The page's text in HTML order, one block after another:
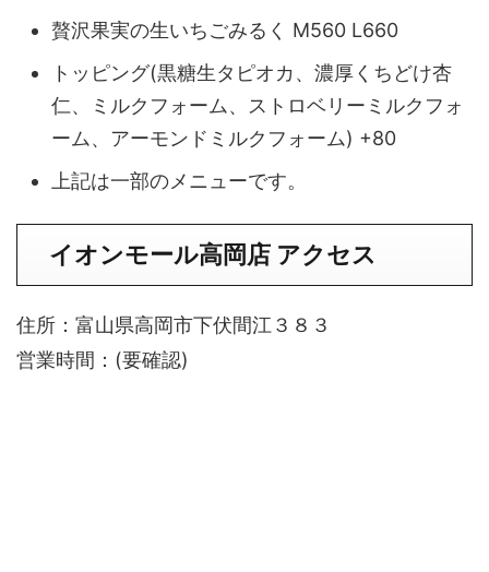
贅沢果実の生いちごみるく M560 L660
トッピング(黒糖生タピオカ、濃厚くちどけ杏
仁、ミルクフォーム、ストロベリーミルクフォ
ーム、アーモンドミルクフォーム) +80
上記は一部のメニューです。
イオンモール高岡店 アクセス
住所：富山県高岡市下伏間江３８３
営業時間：(要確認)